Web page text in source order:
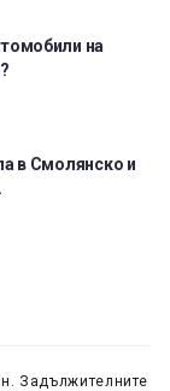
на
в Смолянско и
Задължителните